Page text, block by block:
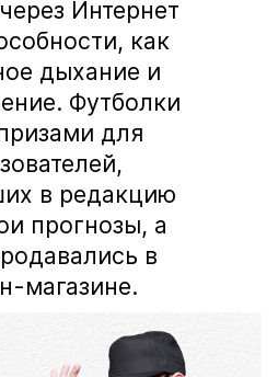
Интернет
как
дыхание и
Футболки
для
в редакцию
прогнозы, а
в
магазине.